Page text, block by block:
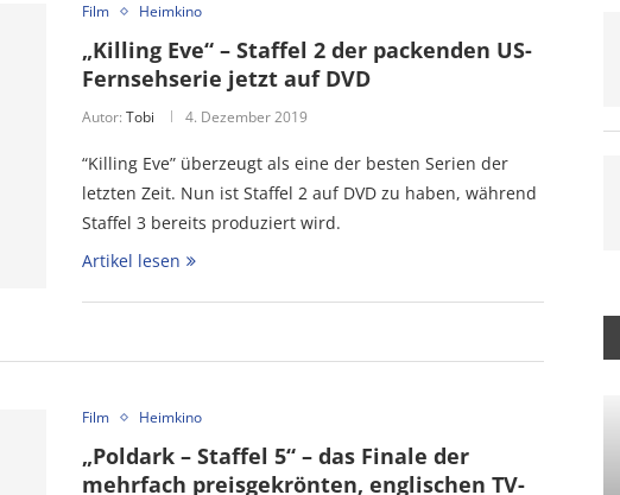
Film Heimkino
„Killing Eve“ – Staffel 2 der packenden US-
Fernsehserie jetzt auf DVD
Autor: Tobi 4. Dezember 2019
“Killing Eve” überzeugt als eine der besten Serien der
letzten Zeit. Nun ist Staffel 2 auf DVD zu haben, während
Staffel 3 bereits produziert wird.
Artikel lesen
Film Heimkino
„Poldark – Staffel 5“ – das Finale der
mehrfach preisgekrönten, englischen TV-